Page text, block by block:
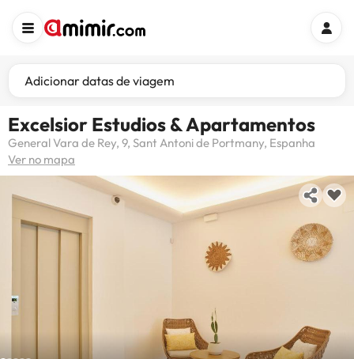
Adicionar datas de viagem
Excelsior Estudios & Apartamentos
General Vara de Rey, 9, Sant Antoni de Portmany, Espanha
Ver no mapa